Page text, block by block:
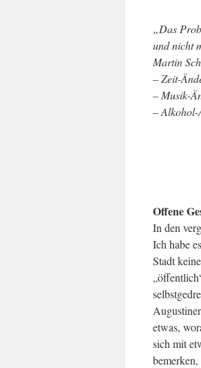
„Das
und nicht
Martin
– Zeit-
– Musik-
–
Offene
In den
Ich habe
Stadt
etwas,
sich mit